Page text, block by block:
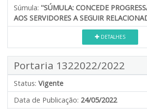
Súmula: ''SÚMULA: CONCEDE
AOS SERVIDORES A SEGUIR
DETALHES
Portaria 1322022/2022
Status: Vigente
Data de Publicação: 24/05/2022